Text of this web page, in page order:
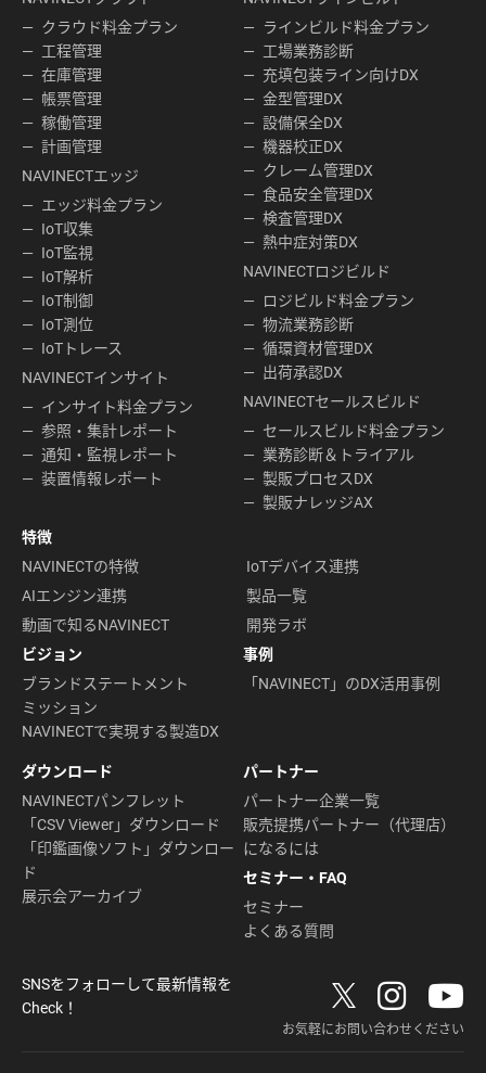
特徴
NAVINECTの特徴
IoTデバイス連携
AIエンジン連携
製品一覧
動画で知るNAVINECT
開発ラボ
ビジョン
ブランドステートメント
ミッション
NAVINECTで実現する製造DX
事例
「NAVINECT」のDX活用事例
パートナー
パートナー企業一覧
販売提携パートナー（代理店）
になるには
セミナー・FAQ
セミナー
よくある質問
ダウンロード
NAVINECTパンフレット
「CSV Viewer」ダウンロード
「印鑑画像ソフト」ダウンロー
ド
展示会アーカイブ
SNSをフォローして最新情報を
Check！
クラウド料金プラン
工程管理
在庫管理
帳票管理
稼働管理
計画管理
NAVINECTエッジ
エッジ料金プラン
IoT収集
IoT監視
IoT解析
IoT制御
IoT測位
IoTトレース
NAVINECTインサイト
インサイト料金プラン
参照・集計レポート
通知・監視レポート
装置情報レポート
ラインビルド料金プラン
工場業務診断
充填包装ライン向けDX
金型管理DX
設備保全DX
機器校正DX
クレーム管理DX
食品安全管理DX
検査管理DX
熱中症対策DX
NAVINECTロジビルド
ロジビルド料金プラン
物流業務診断
循環資材管理DX
出荷承認DX
NAVINECTセールスビルド
セールスビルド料金プラン
業務診断＆トライアル
製販プロセスDX
製販ナレッジAX
お気軽にお問い合わせください